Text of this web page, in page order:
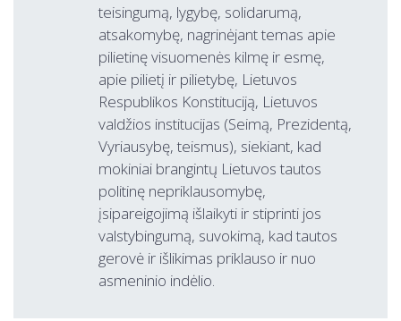
teisingumą, lygybę, solidarumą,
atsakomybę, nagrinėjant temas apie
pilietinę visuomenės kilmę ir esmę,
apie pilietį ir pilietybę, Lietuvos
Respublikos Konstituciją, Lietuvos
valdžios institucijas (Seimą, Prezidentą,
Vyriausybę, teismus), siekiant, kad
mokiniai brangintų Lietuvos tautos
politinę nepriklausomybę,
įsipareigojimą išlaikyti ir stiprinti jos
valstybingumą, suvokimą, kad tautos
gerovė ir išlikimas priklauso ir nuo
asmeninio indėlio.